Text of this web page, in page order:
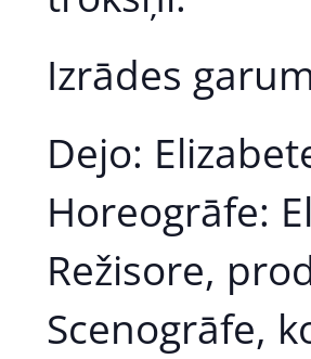
Izrādes
Dejo:
Horeogrāfe:
Režisore,
Scenogrāfe,